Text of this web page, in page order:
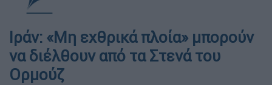
Ιράν: «Μη εχθρικά πλοία» μπορούν
να διέλθουν από τα Στενά του
Ορμούζ